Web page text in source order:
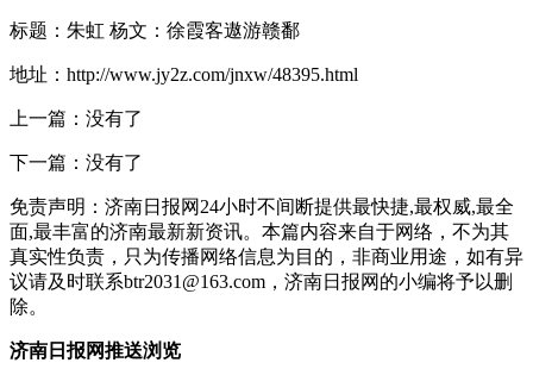
标题：朱虹 杨文：徐霞客遨游赣鄱
地址：http://www.jy2z.com/jnxw/48395.html
上一篇：没有了
下一篇：没有了
免责声明：济南日报网24小时不间断提供最快捷,最权威,最全
面,最丰富的济南最新新资讯。本篇内容来自于网络，不为其
真实性负责，只为传播网络信息为目的，非商业用途，如有异
议请及时联系btr2031@163.com，济南日报网的小编将予以删
除。
济南日报网推送浏览